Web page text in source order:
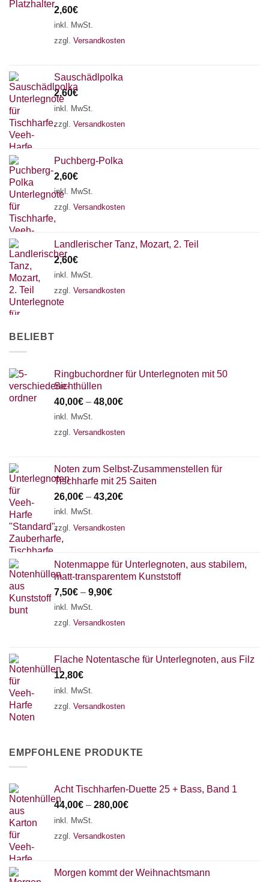
2,60€
inkl. MwSt.
zzgl. Versandkosten
Sauschädlpolka
2,60€
inkl. MwSt.
zzgl. Versandkosten
Puchberg-Polka
2,60€
inkl. MwSt.
zzgl. Versandkosten
Landlerischer Tanz, Mozart, 2. Teil
2,60€
inkl. MwSt.
zzgl. Versandkosten
BELIEBT
Ringbuchordner für Unterlegnoten mit 50
Sichthüllen
40,00€ – 48,00€
inkl. MwSt.
zzgl. Versandkosten
Noten zum Selbst-Zusammenstellen für
Tischharfe mit 25 Saiten
26,00€ – 43,20€
inkl. MwSt.
zzgl. Versandkosten
Notenmappe für Unterlegnoten, aus stabilem,
matt-transparentem Kunststoff
7,50€ – 9,90€
inkl. MwSt.
zzgl. Versandkosten
Flache Notentasche für Unterlegnoten, aus Filz
12,80€
inkl. MwSt.
zzgl. Versandkosten
EMPFOHLENE PRODUKTE
Acht Tischharfen-Duette 25 + Bass, Band 1
44,00€ – 280,00€
inkl. MwSt.
zzgl. Versandkosten
Morgen kommt der Weihnachtsmann